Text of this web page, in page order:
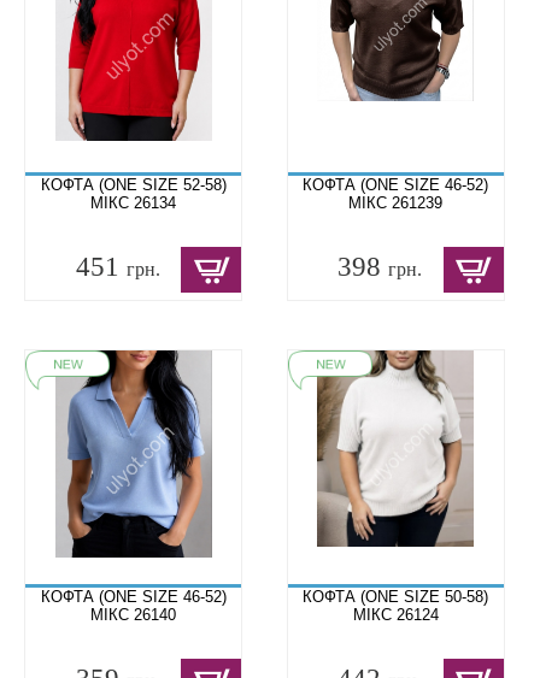
КОФТА (ONE SIZE 52-58)
МІКС 26134
451 грн.
КОФТА (ONE SIZE 46-52)
МІКС 261239
398грн.
КОФТА (ONE SIZE 46-52)
МІКС 26140
КОФТА (ONE SIZE 50-58)
МІКС 26124